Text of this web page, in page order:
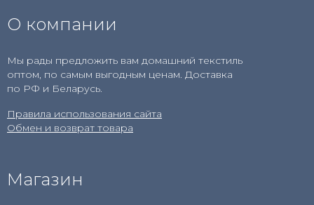
О компании
Мы рады предложить вам домашний текстиль
оптом, по самым выгодным ценам. Доставка
по РФ и Беларусь.
Правила использования сайта
Обмен и возврат товара
Магазин